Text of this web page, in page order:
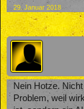
29. Januar 2018
Nein Hotze.
Problem, weil